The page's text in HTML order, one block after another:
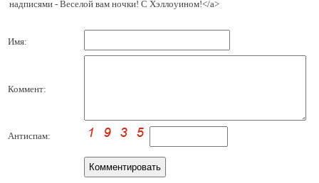
надписями - Веселой вам ночки! С Хэллоуином!</a>
Имя:
Коммент:
Антиспам: